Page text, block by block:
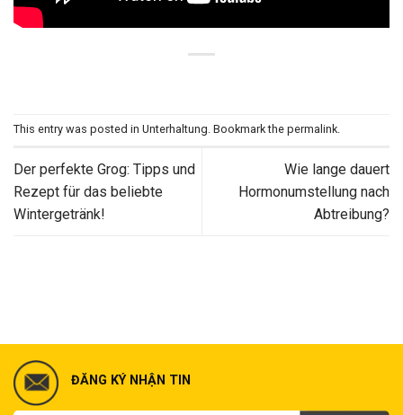
This entry was posted in Unterhaltung. Bookmark the permalink.
Der perfekte Grog: Tipps und
Rezept für das beliebte
Wintergetränk!
Wie lange dauert
Hormonumstellung nach
Abtreibung?
ĐĂNG KÝ NHẬN TIN